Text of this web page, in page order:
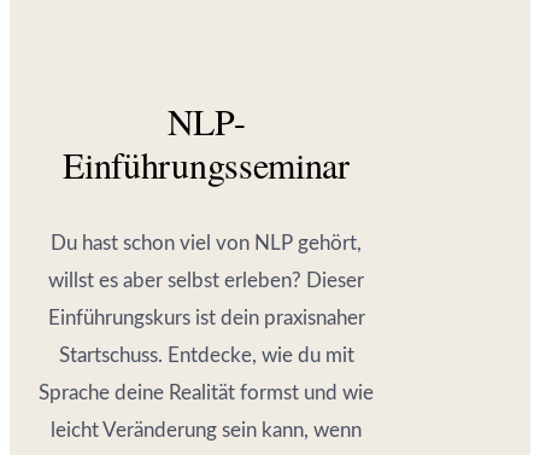
NLP-
Einführungsseminar
Du hast schon viel von NLP gehört,
willst es aber selbst erleben? Dieser
Einführungskurs ist dein praxisnaher
Startschuss. Entdecke, wie du mit
Sprache deine Realität formst und wie
leicht Veränderung sein kann, wenn